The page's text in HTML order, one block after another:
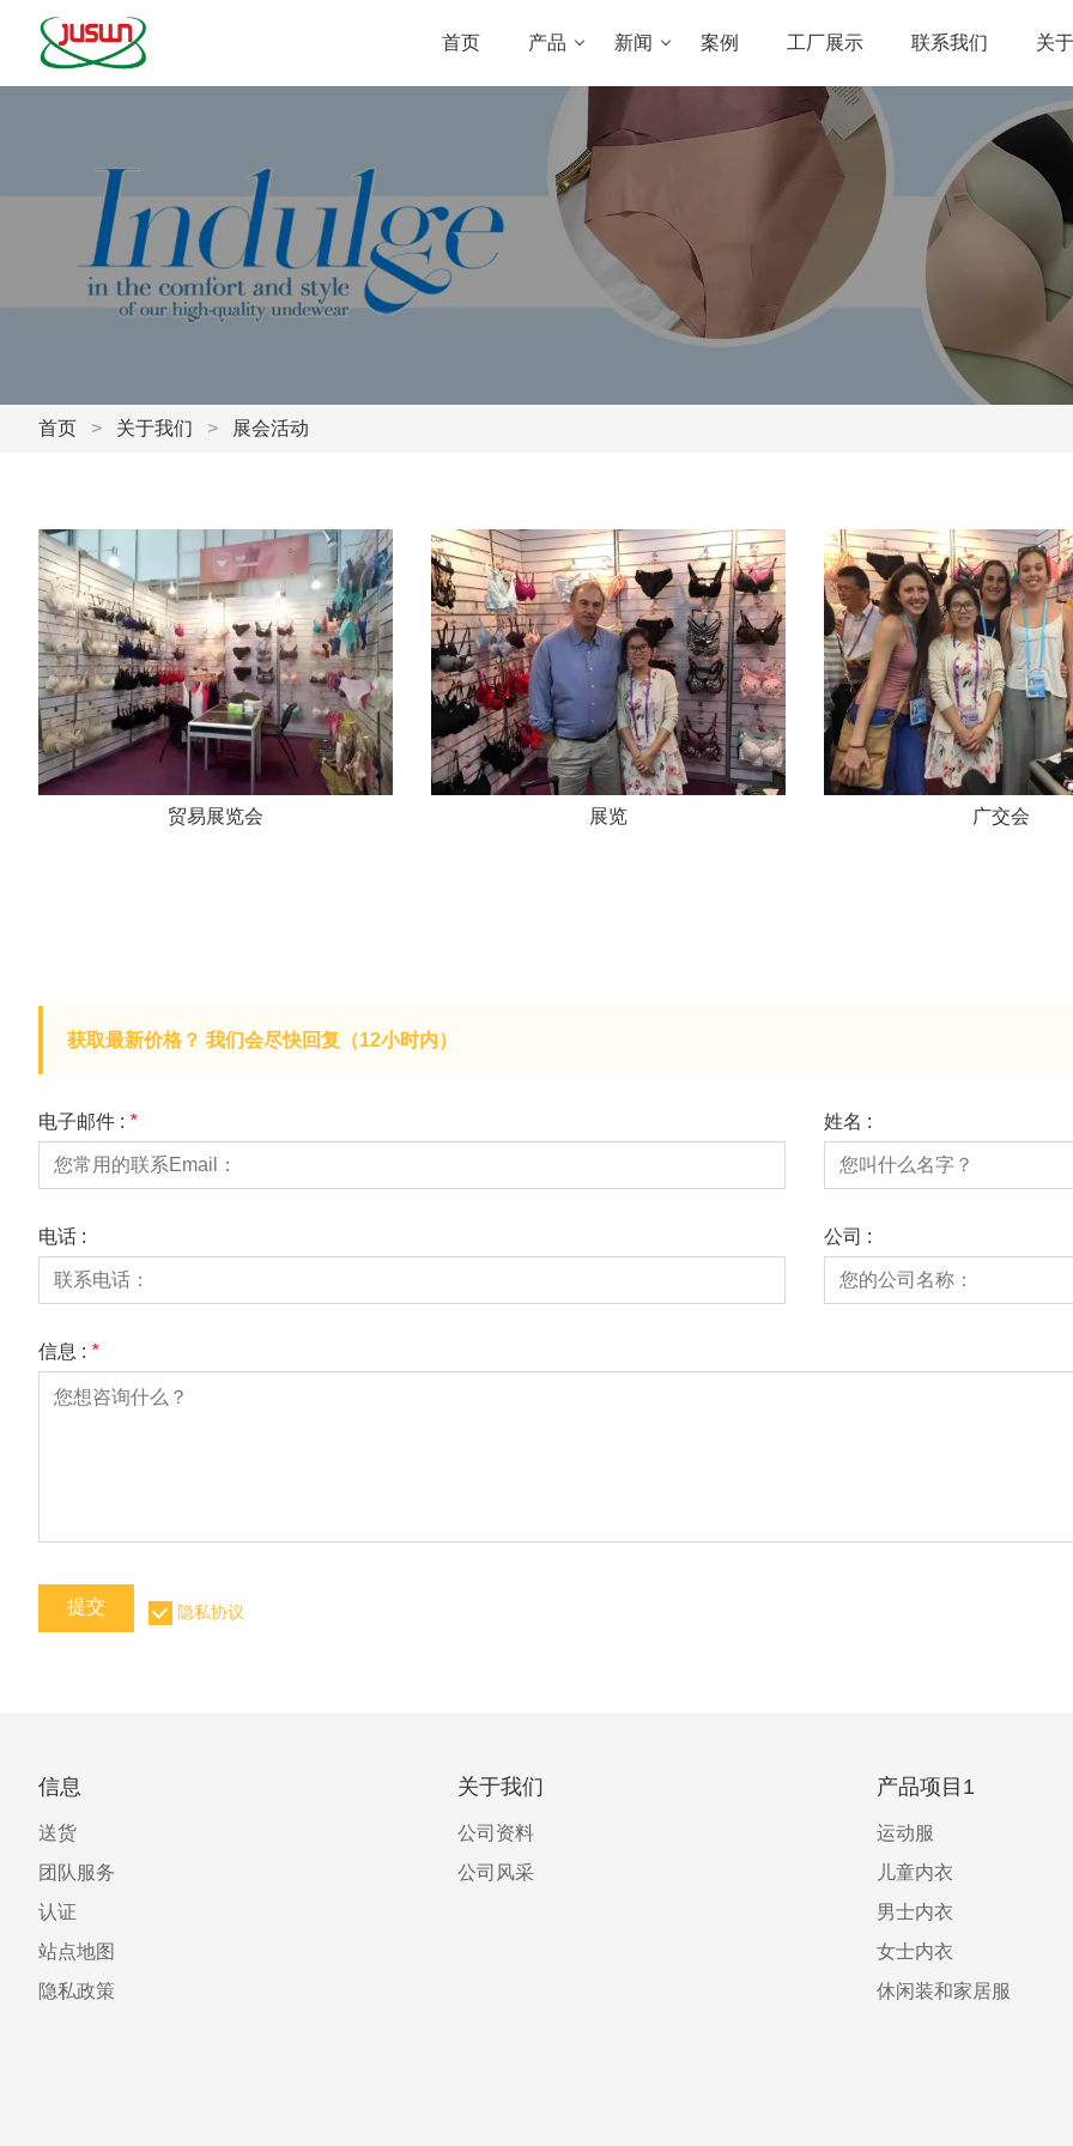
首页 产品 新闻 案例 工厂展示 联系我们 关
首页 > 关于我们 > 展会活动
贸易展览会 展览 广交会
获取最新价格？ 我们会尽快回复（12小时内）
电子邮件 : * 姓名 :
电话 : 公司 :
信息 : *
提交 隐私协议
信息
送货
团队服务
认证
站点地图
隐私政策
关于我们
公司资料
公司风采
产品项目1
运动服
儿童内衣
男士内衣
女士内衣
休闲装和家居服